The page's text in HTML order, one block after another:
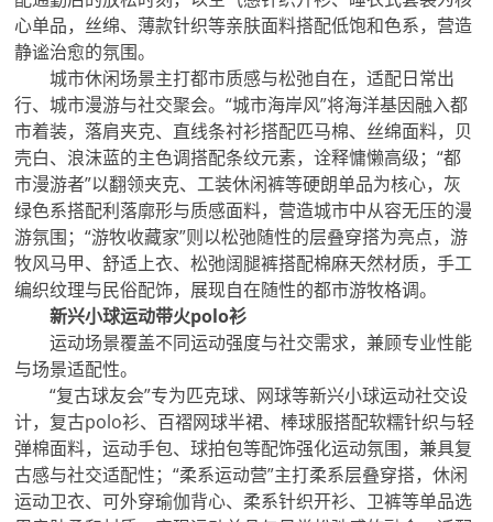
心单品，丝绵、薄款针织等亲肤面料搭配低饱和色系，营造
静谧治愈的氛围。
城市休闲场景主打都市质感与松弛自在，适配日常出
行、城市漫游与社交聚会。“城市海岸风”将海洋基因融入都
市着装，落肩夹克、直线条衬衫搭配匹马棉、丝绵面料，贝
壳白、浪沫蓝的主色调搭配条纹元素，诠释慵懒高级；“都
市漫游者”以翻领夹克、工装休闲裤等硬朗单品为核心，灰
绿色系搭配利落廓形与质感面料，营造城市中从容无压的漫
游氛围；“游牧收藏家”则以松弛随性的层叠穿搭为亮点，游
牧风马甲、舒适上衣、松弛阔腿裤搭配棉麻天然材质，手工
编织纹理与民俗配饰，展现自在随性的都市游牧格调。
新兴小球运动带火polo衫
运动场景覆盖不同运动强度与社交需求，兼顾专业性能
与场景适配性。
“复古球友会”专为匹克球、网球等新兴小球运动社交设
计，复古polo衫、百褶网球半裙、棒球服搭配软糯针织与轻
弹棉面料，运动手包、球拍包等配饰强化运动氛围，兼具复
古感与社交适配性；“柔系运动营”主打柔系层叠穿搭，休闲
运动卫衣、可外穿瑜伽背心、柔系针织开衫、卫裤等单品选